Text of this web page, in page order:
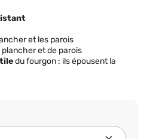
et les parois
et de parois
du fourgon : ils épousent la